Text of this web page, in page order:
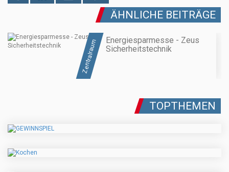
ÄHNLICHE BEITRÄGE
Zentralraum
Energiesparmesse - Zeus
Sicherheitstechnik
TOPTHEMEN